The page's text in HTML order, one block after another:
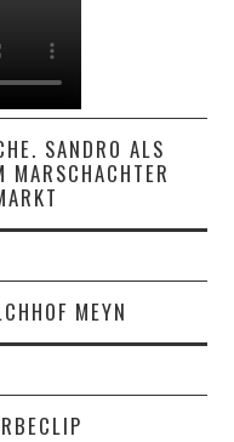
SANDRO ALS
MARSCHACHTER
MEYN